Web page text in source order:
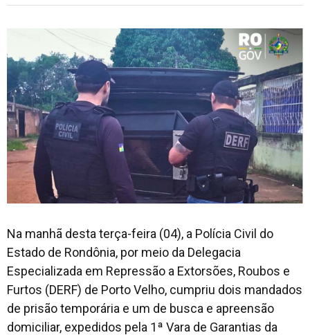
Na manhã desta terça-feira (04), a Polícia Civil do
Estado de Rondônia, por meio da Delegacia
Especializada em Repressão a Extorsões, Roubos e
Furtos (DERF) de Porto Velho, cumpriu dois mandados
de prisão temporária e um de busca e apreensão
domiciliar, expedidos pela 1ª Vara de Garantias da